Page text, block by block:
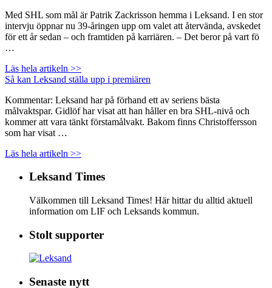
Med SHL som mål är Patrik Zackrisson hemma i Leksand. I en stor
intervju öppnar nu 39-åringen upp om valet att återvända, avskedet
för ett år sedan – och framtiden på karriären. – Det beror på vart fö
…
Läs hela artikeln >>
Så kan Leksand ställa upp i premiären
Kommentar: Leksand har på förhand ett av seriens bästa
målvaktspar. Gidlöf har visat att han håller en bra SHL-nivå och
kommer att vara tänkt förstamålvakt. Bakom finns Christoffersson
som har visat …
Läs hela artikeln >>
Leksand Times
Välkommen till Leksand Times! Här hittar du alltid aktuell
information om LIF och Leksands kommun.
Stolt supporter
Senaste nytt